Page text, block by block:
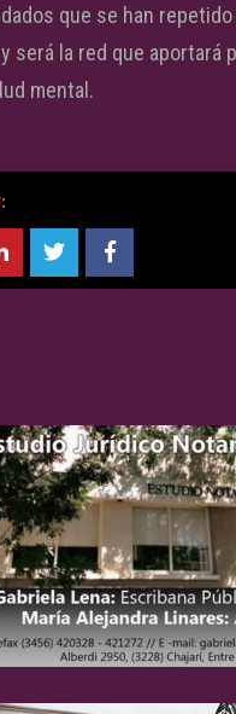
que se han
será la red que aportará
mental.